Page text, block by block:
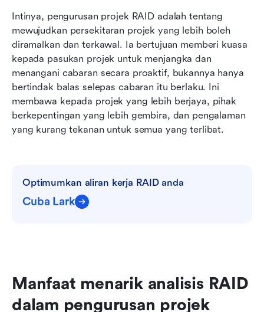
Intinya, pengurusan projek RAID adalah tentang
mewujudkan persekitaran projek yang lebih boleh
diramalkan dan terkawal. Ia bertujuan memberi kuasa
kepada pasukan projek untuk menjangka dan
menangani cabaran secara proaktif, bukannya hanya
bertindak balas selepas cabaran itu berlaku. Ini
membawa kepada projek yang lebih berjaya, pihak
berkepentingan yang lebih gembira, dan pengalaman
yang kurang tekanan untuk semua yang terlibat.
Optimumkan aliran kerja RAID anda
Cuba Lark
Manfaat menarik analisis RAID
dalam pengurusan projek